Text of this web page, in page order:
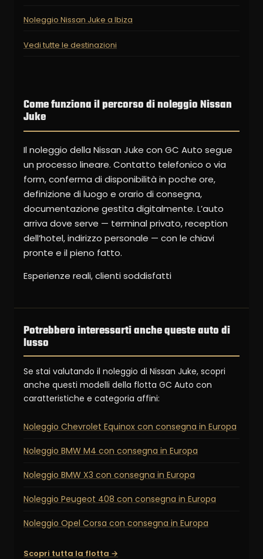
Noleggio Nissan Juke a Ibiza
Vedi tutte le destinazioni
Come funziona il percorso di noleggio Nissan
Juke
Il noleggio della Nissan Juke con GC Auto segue
un processo lineare. Contatto telefonico o via
form, conferma di disponibilità in poche ore,
definizione di luogo e orario di consegna,
documentazione gestita digitalmente. L’auto
arriva dove serve — terminal privato, reception
dell’hotel, indirizzo personale — con le chiavi
pronte e il pieno fatto.
Esperienze reali, clienti soddisfatti
Potrebbero interessarti anche queste auto di
lusso
Se stai valutando il noleggio di Nissan Juke, scopri
anche questi modelli della flotta GC Auto con
caratteristiche e categoria affini:
Noleggio Chevrolet Equinox con consegna in Europa
Noleggio BMW M4 con consegna in Europa
Noleggio BMW X3 con consegna in Europa
Noleggio Peugeot 408 con consegna in Europa
Noleggio Opel Corsa con consegna in Europa
Scopri tutta la flotta →